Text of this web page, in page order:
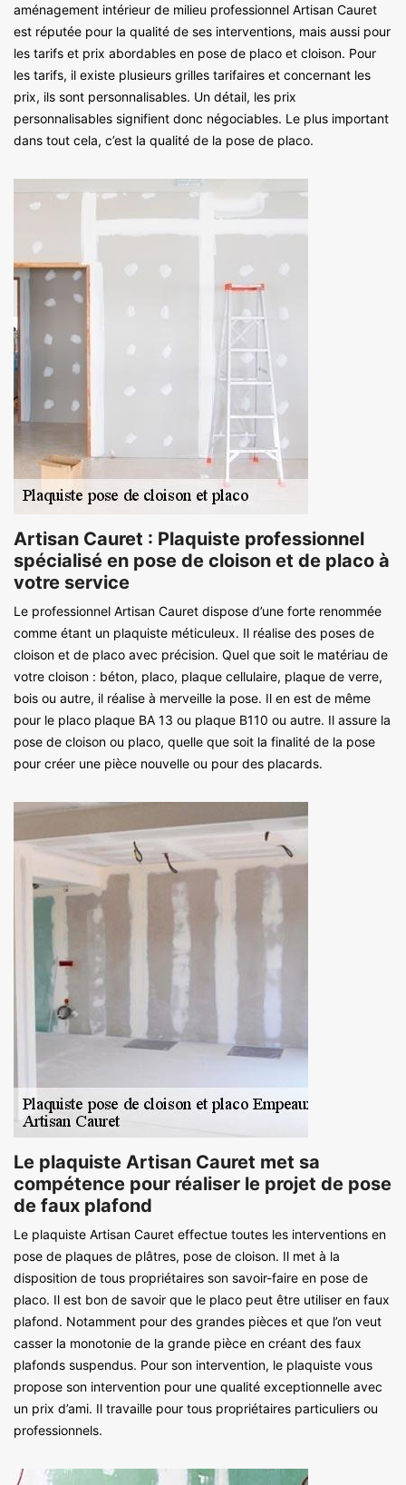
aménagement intérieur de milieu professionnel Artisan Cauret
est réputée pour la qualité de ses interventions, mais aussi pour
les tarifs et prix abordables en pose de placo et cloison. Pour
les tarifs, il existe plusieurs grilles tarifaires et concernant les
prix, ils sont personnalisables. Un détail, les prix
personnalisables signifient donc négociables. Le plus important
dans tout cela, c’est la qualité de la pose de placo.
Artisan Cauret : Plaquiste professionnel
spécialisé en pose de cloison et de placo à
votre service
Le professionnel Artisan Cauret dispose d’une forte renommée
comme étant un plaquiste méticuleux. Il réalise des poses de
cloison et de placo avec précision. Quel que soit le matériau de
votre cloison : béton, placo, plaque cellulaire, plaque de verre,
bois ou autre, il réalise à merveille la pose. Il en est de même
pour le placo plaque BA 13 ou plaque B110 ou autre. Il assure la
pose de cloison ou placo, quelle que soit la finalité de la pose
pour créer une pièce nouvelle ou pour des placards.
Le plaquiste Artisan Cauret met sa
compétence pour réaliser le projet de pose
de faux plafond
Le plaquiste Artisan Cauret effectue toutes les interventions en
pose de plaques de plâtres, pose de cloison. Il met à la
disposition de tous propriétaires son savoir-faire en pose de
placo. Il est bon de savoir que le placo peut être utiliser en faux
plafond. Notamment pour des grandes pièces et que l’on veut
casser la monotonie de la grande pièce en créant des faux
plafonds suspendus. Pour son intervention, le plaquiste vous
propose son intervention pour une qualité exceptionnelle avec
un prix d’ami. Il travaille pour tous propriétaires particuliers ou
professionnels.